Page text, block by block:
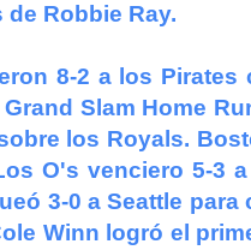
Robbie Ray.
8-2 a los Pirates
Slam Home
los Royals.
O's venciero 5-3
3-0 a Seattle
Winn logró el